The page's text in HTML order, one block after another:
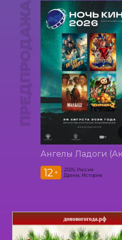
ПРЕДПРОДАЖА
12 +
2026, Россия
Драма, История